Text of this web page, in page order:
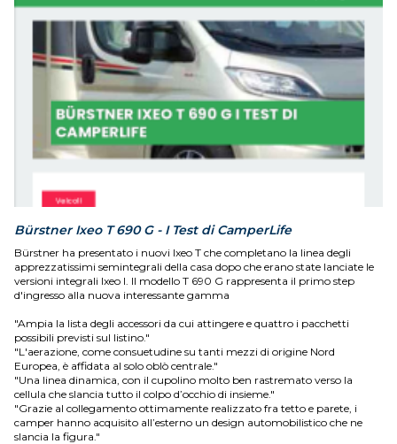
Bürstner Ixeo T 690 G - I Test di CamperLife
Bürstner ha presentato i nuovi Ixeo T che completano la linea degli
apprezzatissimi semintegrali della casa dopo che erano state lanciate le
versioni integrali Ixeo I. Il modello T 690 G rappresenta il primo step
d'ingresso alla nuova interessante gamma
"Ampia la lista degli accessori da cui attingere e quattro i pacchetti
possibili previsti sul listino."
"L'aerazione, come consuetudine su tanti mezzi di origine Nord
Europea, è affidata al solo oblò centrale."
"Una linea dinamica, con il cupolino molto ben rastremato verso la
cellula che slancia tutto il colpo d’occhio di insieme."
"Grazie al collegamento ottimamente realizzato fra tetto e parete, i
camper hanno acquisito all’esterno un design automobilistico che ne
slancia la figura."